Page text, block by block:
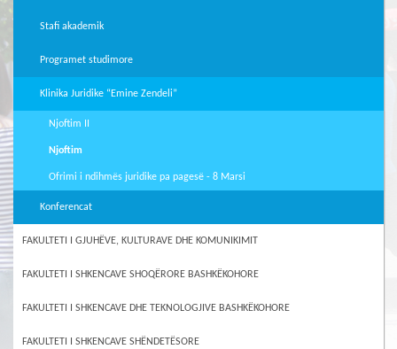
Stafi аkademik
Programet studimore
Klinika Juridike “Emine Zendeli”
Njoftim II
Njoftim
Ofrimi i ndihmës juridike pa pagesë - 8 Marsi
Konferencat
FAKULTETI I GJUHËVE, KULTURAVE DHE KOMUNIKIMIT
FAKULTETI I SHKENCAVE SHOQËRORE BASHKËKOHORE
FAKULTETI I SHKENCAVE DHE TEKNOLOGJIVE BASHKËKOHORE
FAKULTETI I SHKENCAVE SHËNDETËSORE